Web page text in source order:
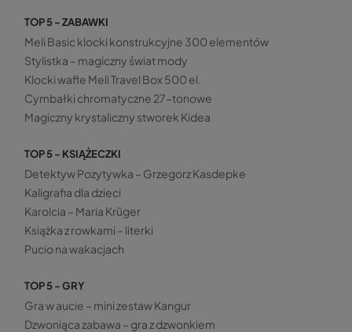
TOP 5 - ZABAWKI
Meli Basic klocki konstrukcyjne 300 elementów
Stylistka – magiczny świat mody
Klocki wafle Meli Travel Box 500 el.
Cymbałki chromatyczne 27-tonowe
Magiczny krystaliczny stworek Kidea
TOP 5 - KSIĄŻECZKI
Detektyw Pozytywka – Grzegorz Kasdepke
Kaligrafia dla dzieci
Karolcia – Maria Krüger
Książka z rowkami – literki
Pucio na wakacjach
TOP 5 - GRY
Gra w aucie – mini zestaw Kangur
Dzwoniąca zabawa – gra z dzwonkiem